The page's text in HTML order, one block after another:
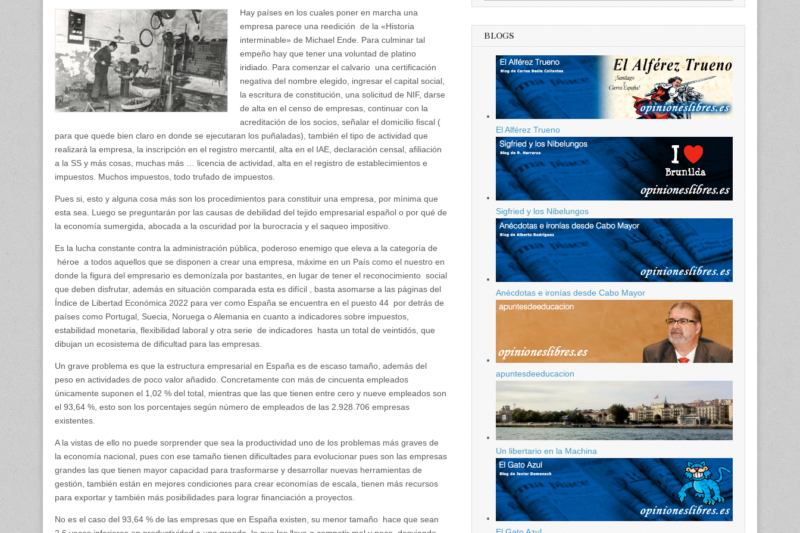
en
España
Hay países en los cuales poner en marcha una
empresa parece una reedición de la «Historia
interminable» de Michael Ende. Para culminar tal
empeño hay que tener una voluntad de platino
iridiado. Para comenzar el calvario una certificación
negativa del nombre elegido, ingresar el capital social,
la escritura de constitución, una solicitud de NIF, darse
de alta en el censo de empresas, continuar con la
acreditación de los socios, señalar el domicilio fiscal (
para que quede bien claro en donde se ejecutaran los puñaladas), también el tipo de actividad que
realizará la empresa, la inscripción en el registro mercantil, alta en el IAE, declaración censal, afiliación
a la SS y más cosas, muchas más … licencia de actividad, alta en el registro de establecimientos e
impuestos. Muchos impuestos, todo trufado de impuestos.
Pues si, esto y alguna cosa más son los procedimientos para constituir una empresa, por mínima que
esta sea. Luego se preguntarán por las causas de debilidad del tejido empresarial español o por qué de
la economía sumergida, abocada a la oscuridad por la burocracia y el saqueo impositivo.
Es la lucha constante contra la administración pública, poderoso enemigo que eleva a la categoría de
héroe a todos aquellos que se disponen a crear una empresa, máxime en un País como el nuestro en
donde la figura del empresario es demonízala por bastantes, en lugar de tener el reconocimiento social
que deben disfrutar, además en situación comparada esta es difícil , basta asomarse a las páginas del
Índice de Libertad Económica 2022 para ver como España se encuentra en el puesto 44 por detrás de
países como Portugal, Suecia, Noruega o Alemania en cuanto a indicadores sobre impuestos,
estabilidad monetaria, flexibilidad laboral y otra serie de indicadores hasta un total de veintidós, que
dibujan un ecosistema de dificultad para las empresas.
Un grave problema es que la estructura empresarial en España es de escaso tamaño, además del
peso en actividades de poco valor añadido. Concretamente con más de cincuenta empleados
únicamente suponen el 1,02 % del total, mientras que las que tienen entre cero y nueve empleados son
el 93,64 %, esto son los porcentajes según número de empleados de las 2.928.706 empresas
existentes.
A la vistas de ello no puede sorprender que sea la productividad uno de los problemas más graves de
la economía nacional, pues con ese tamaño tienen dificultades para evolucionar pues son las empresas
grandes las que tienen mayor capacidad para trasformarse y desarrollar nuevas herramientas de
gestión, también están en mejores condiciones para crear economías de escala, tienen más recursos
para exportar y también más posibilidades para lograr financiación a proyectos.
No es el caso del 93,64 % de las empresas que en España existen, su menor tamaño hace que sean
BLOGS
El Alférez Trueno
Sigfried y los Nibelungos
Anécdotas e ironías desde Cabo Mayor
apuntesdeeducacion
Un libertario en la Machina